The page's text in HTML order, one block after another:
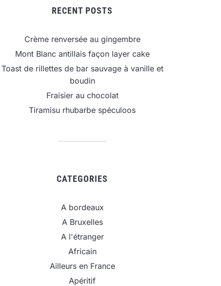
RECENT POSTS
Crème renversée au gingembre
Mont Blanc antillais façon layer cake
Toast de rillettes de bar sauvage à vanille et
boudin
Fraisier au chocolat
Tiramisu rhubarbe spéculoos
CATEGORIES
A bordeaux
A Bruxelles
A l'étranger
Africain
Ailleurs en France
Apéritif